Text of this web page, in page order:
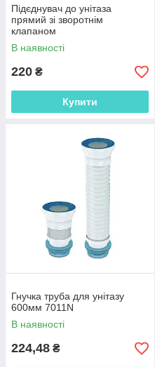
Підєднувач до унітаза
прямий зі зворотнім
клапаном
В наявності
220 ₴
Купити
Гнучка труба для унітазу
600мм 7011N
В наявності
224,48 ₴